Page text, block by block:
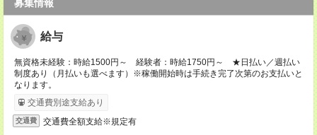
募集情報
給与
無資格未経験：時給1500円～ 経験者：時給1750円～ ★日払い／週払い
制度あり（月払いも選べます）※稼働開始時は手続き完了次第のお支払いと
なります。
交通費別途支給あり
交通費 交通費全額支給※規定有